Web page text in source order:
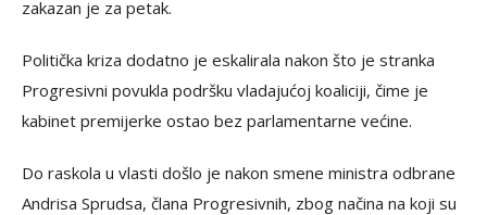
zakazan je za petak.
Politička kriza dodatno je eskalirala nakon što je stranka
Progresivni povukla podršku vladajućoj koaliciji, čime je
kabinet premijerke ostao bez parlamentarne većine.
Do raskola u vlasti došlo je nakon smene ministra odbrane
Andrisa Sprudsa, člana Progresivnih, zbog načina na koji su